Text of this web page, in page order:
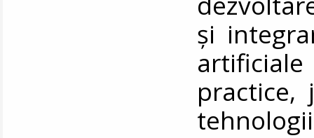
și
practice,